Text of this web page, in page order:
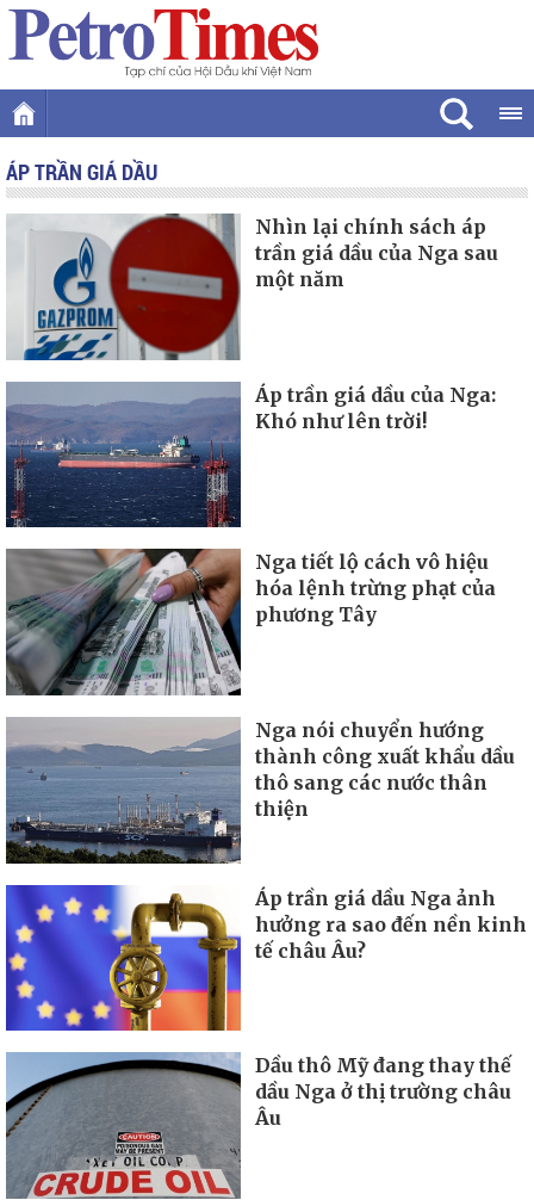
ÁP TRẦN GIÁ DẦU
Nhìn lại chính sách áp
trần giá dầu của Nga sau
một năm
Áp trần giá dầu của Nga:
Khó như lên trời!
Nga tiết lộ cách vô hiệu
hóa lệnh trừng phạt của
phương Tây
Nga nói chuyển hướng
thành công xuất khẩu dầu
thô sang các nước thân
thiện
Áp trần giá dầu Nga ảnh
hưởng ra sao đến nền kinh
tế châu Âu?
Dầu thô Mỹ đang thay thế
dầu Nga ở thị trường châu
Âu